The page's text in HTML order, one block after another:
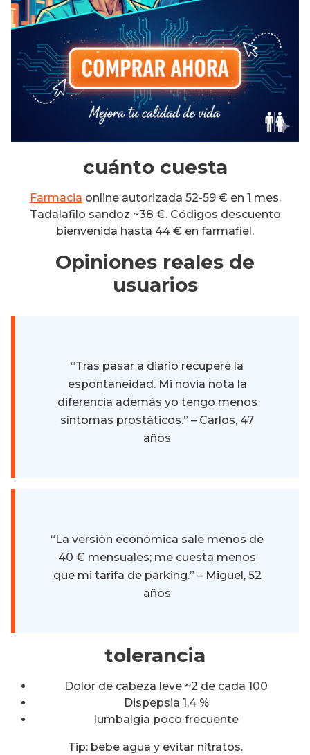
cuánto cuesta
Farmacia online autorizada 52-59 € en 1 mes.
Tadalafilo sandoz ~38 €. Códigos descuento
bienvenida hasta 44 € en farmafiel.
Opiniones reales de
usuarios
“Tras pasar a diario recuperé la
espontaneidad. Mi novia nota la
diferencia además yo tengo menos
síntomas prostáticos.” – Carlos, 47
años
“La versión económica sale menos de
40 € mensuales; me cuesta menos
que mi tarifa de parking.” – Miguel, 52
años
tolerancia
Dolor de cabeza leve ~2 de cada 100
Dispepsia 1,4 %
lumbalgia poco frecuente
Tip: bebe agua y evitar nitratos.